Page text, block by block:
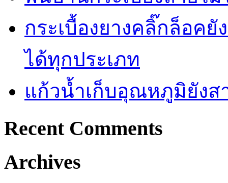
กระเบื้องยางคลิ๊กล็อค
ได้ทุกประเภท
แก้วน้ำเก็บอุณหภูมิยังส
Recent Comments
Archives